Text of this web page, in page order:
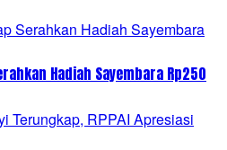
Hadiah Sayembara Rp250